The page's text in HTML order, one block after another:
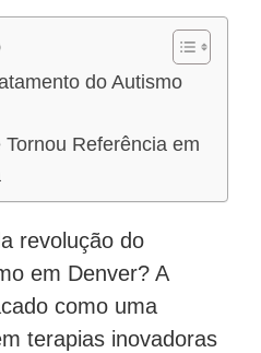
do Autismo
Referência em
revolução do
em Denver? A
como uma
terapias inovadoras